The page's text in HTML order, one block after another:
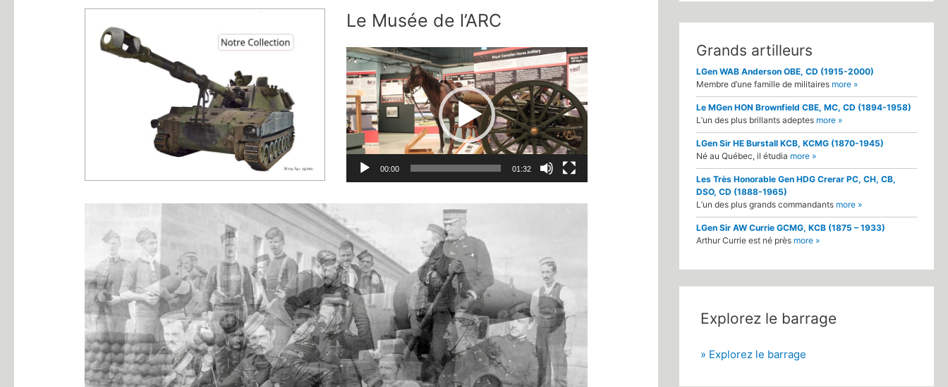
Le Musée de l’ARC
Video
Player
00:00 01:32
Grands artilleurs
LGen WAB Anderson OBE, CD (1915-2000)
Membre d’une famille de militaires more »
Le MGen HON Brownfield CBE, MC, CD (1894-1958)
L’un des plus brillants adeptes more »
LGen Sir HE Burstall KCB, KCMG (1870-1945)
Né au Québec, il étudia more »
Les Très Honorable Gen HDG Crerar PC, CH, CB,
DSO, CD (1888-1965)
L’un des plus grands commandants more »
LGen Sir AW Currie GCMG, KCB (1875 – 1933)
Arthur Currie est né près more »
Explorez le barrage
» Explorez le barrage